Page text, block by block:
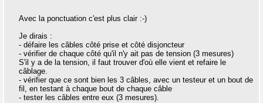
Avec la ponctuation c'est plus clair :-)
Je dirais :
- défaire les câbles côté prise et côté disjoncteur
- vérifier de chaque côté qu'il n'y ait pas de tension (3 mesures)
S'il y a de la tension, il faut trouver d'où elle vient et refaire le
câblage.
- vérifier que ce sont bien les 3 câbles, avec un testeur et un bout de
fil, en testant à chaque bout de chaque câble
- tester les câbles entre eux (3 mesures).